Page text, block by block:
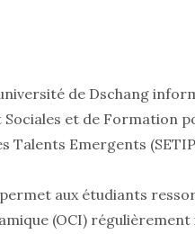
de Dschang
et de Formation
Talents Emergents
aux étudiants
(OCI)